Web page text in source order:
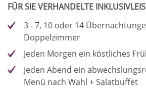
FÜR SIE VERHANDELTE
3 - 7, 10 oder 14
Doppelzimmer
Jeden Morgen ein köstliches
Jeden Abend ein
Menü nach Wahl + Salatbuffet